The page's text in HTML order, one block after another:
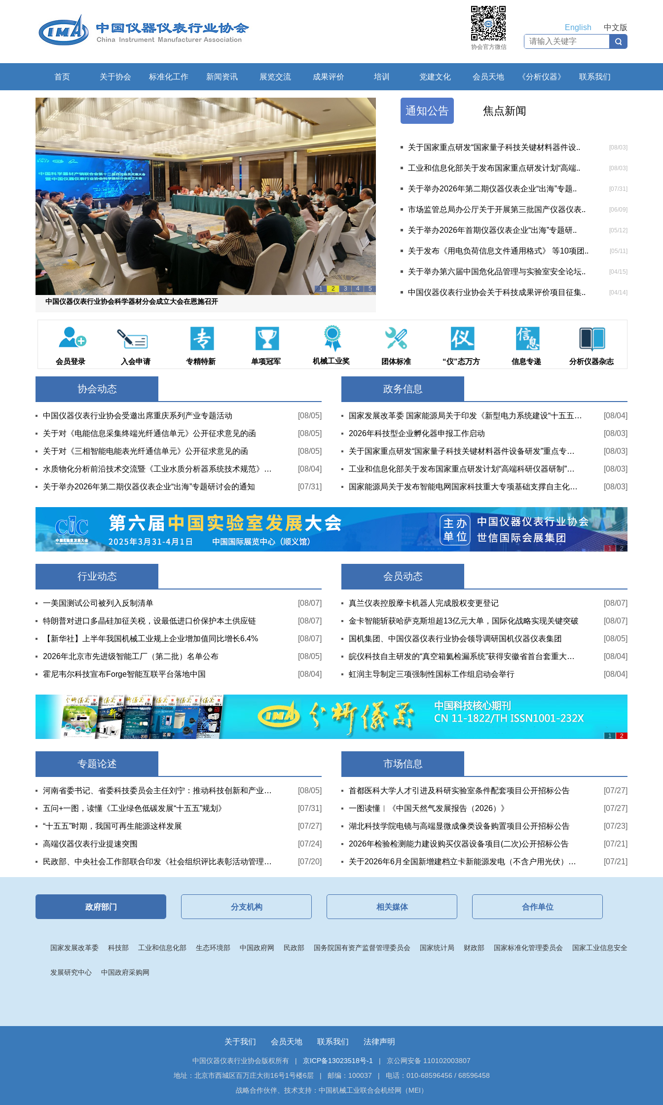
English 中文版
协会官方微信
首页 关于协会 标准化工作 新闻资讯 展览交流 成果评价 培训 党建文化 会员天地 《分析仪器》 联系我们
1 2 3 4 5
中国仪器仪表行业协会科学器材分会成立大会在恩施召开
通知公告 焦点新闻
关于国家重点研发“国家量子科技关键材料器件设.. [08/03]
工业和信息化部关于发布国家重点研发计划“高端.. [08/03]
关于举办2026年第二期仪器仪表企业“出海”专题.. [07/31]
市场监管总局办公厅关于开展第三批国产仪器仪表.. [06/09]
关于举办2026年首期仪器仪表企业“出海”专题研.. [05/12]
关于发布《用电负荷信息文件通用格式》 等10项团.. [05/11]
关于举办第六届中国危化品管理与实验室安全论坛.. [04/15]
中国仪器仪表行业协会关于科技成果评价项目征集.. [04/14]
会员登录 入会申请 专精特新 单项冠军 机械工业奖 团体标准 “仪”态万方 信息专递 分析仪器杂志
协会动态
中国仪器仪表行业协会受邀出席重庆系列产业专题活动 [08/05]
关于对《电能信息采集终端光纤通信单元》公开征求意见的函 [08/05]
关于对《三相智能电能表光纤通信单元》公开征求意见的函 [08/05]
水质物化分析前沿技术交流暨《工业水质分析器系统技术规范》标准启动会在新疆召开 [08/04]
关于举办2026年第二期仪器仪表企业“出海”专题研讨会的通知 [07/31]
政务信息
国家发展改革委 国家能源局关于印发《新型电力系统建设“十五五”规划》的通知 [08/04]
2026年科技型企业孵化器申报工作启动 [08/03]
关于国家重点研发“国家量子科技关键材料器件设备研发”重点专项2026年度（第一批）项目申报指南征求意见的通知 [08/03]
工业和信息化部关于发布国家重点研发计划“高端科研仪器研制”重点专项2026年度（第一批）项目申报指南的通知 [08/03]
国家能源局关于发布智能电网国家科技重大专项基础支撑自主化关键技术公开项目申报指南的通知 [08/03]
2
1
行业动态
一美国测试公司被列入反制清单 [08/07]
特朗普对进口多晶硅加征关税，设最低进口价保护本土供应链 [08/07]
【新华社】上半年我国机械工业规上企业增加值同比增长6.4% [08/07]
2026年北京市先进级智能工厂（第二批）名单公布 [08/05]
霍尼韦尔科技宣布Forge智能互联平台落地中国 [08/04]
会员动态
真兰仪表控股藦卡机器人完成股权变更登记 [08/07]
金卡智能斩获哈萨克斯坦超13亿元大单，国际化战略实现关键突破 [08/07]
国机集团、中国仪器仪表行业协会领导调研国机仪器仪表集团 [08/05]
皖仪科技自主研发的“真空箱氦检漏系统”获得安徽省首台套重大技术装备认定 [08/04]
虹润主导制定三项强制性国标工作组启动会举行 [08/04]
2
1
专题论述
河南省委书记、省委科技委员会主任刘宁：推动科技创新和产业创新深度融合 提升现代化产业体系对高质量发展的支撑能力 [08/05]
五问+一图，读懂《工业绿色低碳发展“十五五”规划》 [07/31]
“十五五”时期，我国可再生能源这样发展 [07/27]
高端仪器仪表行业提速突围 [07/24]
民政部、中央社会工作部联合印发《社会组织评比表彰活动管理办法》 [07/20]
市场信息
首都医科大学人才引进及科研实验室条件配套项目公开招标公告 [07/27]
一图读懂︱《中国天然气发展报告（2026）》 [07/27]
湖北科技学院电镜与高端显微成像类设备购置项目公开招标公告 [07/23]
2026年检验检测能力建设购买仪器设备项目(二次)公开招标公告 [07/21]
关于2026年6月全国新增建档立卡新能源发电（不含户用光伏）项目情况的公告 [07/21]
政府部门 分支机构 相关媒体 合作单位
国家发展改革委 科技部 工业和信息化部 生态环境部 中国政府网 民政部 国务院国有资产监督管理委员会 国家统计局 财政部 国家标准化管理委员会 国家工业信息安全
发展研究中心 中国政府采购网
关于我们 会员天地 联系我们 法律声明
中国仪器仪表行业协会版权所有 | 京ICP备13023518号-1
| 京公网安备 110102003807
地址：北京市西城区百万庄大街16号1号楼6层 | 邮编：100037 | 电话：010-68596456 / 68596458
战略合作伙伴、技术支持：中国机械工业联合会机经网（MEI）